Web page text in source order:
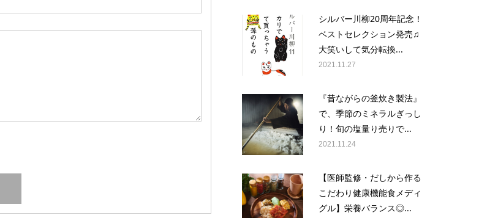
シルバー川柳20周年記念！
ベストセレクション発売♫
大笑いして気分転換...
2021.11.27
『昔ながらの釜炊き製法』
で、季節のミネラルぎっし
り！旬の塩量り売りで...
2021.11.24
【医師監修・だしから作る
こだわり健康機能食メディ
グル】栄養バランス◎...